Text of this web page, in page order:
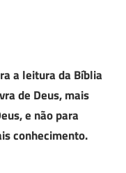
a leitura da Bíblia
de Deus, mais
e não para
conhecimento.